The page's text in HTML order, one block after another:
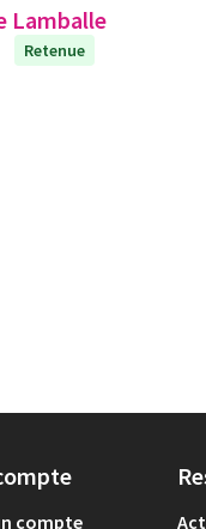
Lamballe
Retenue
compte